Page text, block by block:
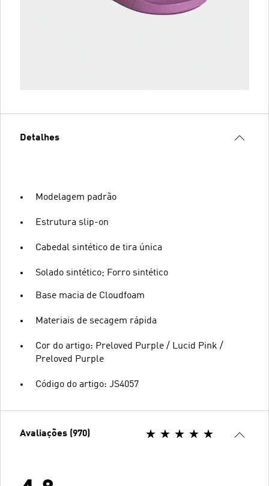
Detalhes
Modelagem padrão
Estrutura slip-on
Cabedal sintético de tira única
Solado sintético; Forro sintético
Base macia de Cloudfoam
Materiais de secagem rápida
Cor do artigo: Preloved Purple / Lucid Pink /
Preloved Purple
Código do artigo: JS4057
Avaliações (970)